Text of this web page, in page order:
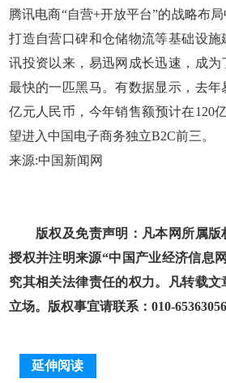
腾讯电商“自营+开放平台”的战略布
打造自营口碑和仓储物流等基础设
讯投资以来，易迅网成长迅速，成
最快的一匹黑马。有数据显示，去年
亿元人民币，今年销售额预计在120
望进入中国电子商务独立B2C前三。
来源:中国新闻网
版权及免责声明：凡本网所属版
授权并注明来源“中国产业经济信息
究其相关法律责任的权力。凡转载文
立场。版权事宜请联系：010-65363056
延伸阅读